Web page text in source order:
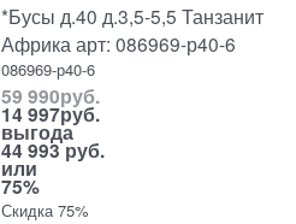
*Бусы д.40 д.3,5-5,5 Танзанит
Африка арт: 086969-р40-6
086969-р40-6
59 990руб.
14 997руб.
выгода
44 993 руб.
или
75%
Скидка 75%